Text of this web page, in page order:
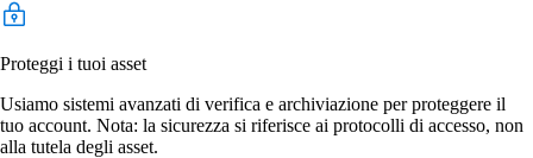
Proteggi i tuoi asset
Usiamo sistemi avanzati di verifica e archiviazione per proteggere il
tuo account. Nota: la sicurezza si riferisce ai protocolli di accesso, non
alla tutela degli asset.